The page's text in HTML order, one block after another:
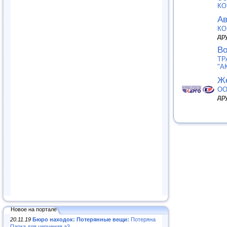
Новое на портале
20.11.19 Бюро находок: Потерянные вещи: Потеряна